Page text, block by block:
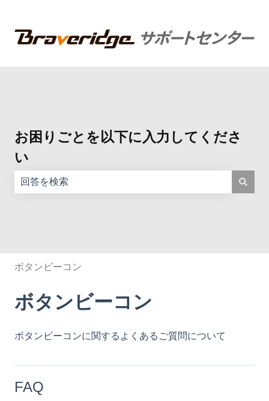
お困りごとを以下に入力してくださ
い
ボタンビーコン
ボタンビーコン
ボタンビーコンに関するよくあるご質問について
FAQ